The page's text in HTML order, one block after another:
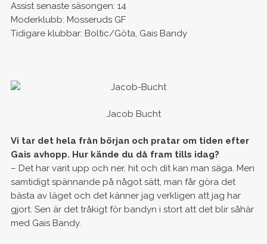
Assist senaste säsongen: 14
Moderklubb: Mosseruds GF
Tidigare klubbar: Boltic/Göta, Gais Bandy
Jacob Bucht
Vi tar det hela från början och pratar om tiden efter
Gais avhopp. Hur kände du då fram tills idag?
– Det har varit upp och ner, hit och dit kan man säga. Men
samtidigt spännande på något sätt, man får göra det
bästa av läget och det känner jag verkligen att jag har
gjort. Sen är det tråkigt för bandyn i stort att det blir såhär
med Gais Bandy.